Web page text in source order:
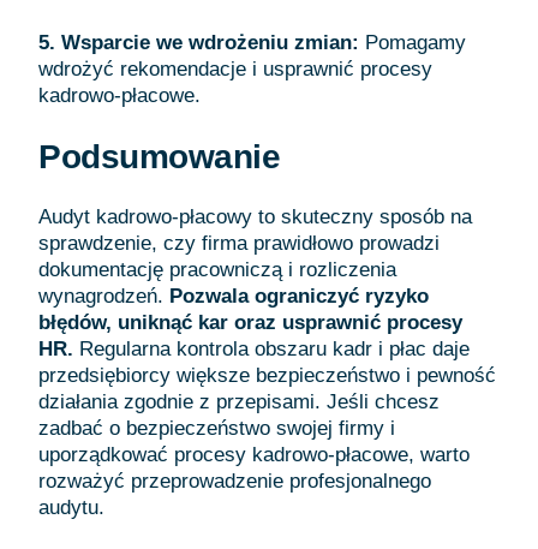
5. Wsparcie we wdrożeniu zmian: Pomagamy
wdrożyć rekomendacje i usprawnić procesy
kadrowo-płacowe.
Podsumowanie
Audyt kadrowo-płacowy to skuteczny sposób na
sprawdzenie, czy firma prawidłowo prowadzi
dokumentację pracowniczą i rozliczenia
wynagrodzeń. Pozwala ograniczyć ryzyko
błędów, uniknąć kar oraz usprawnić procesy
HR. Regularna kontrola obszaru kadr i płac daje
przedsiębiorcy większe bezpieczeństwo i pewność
działania zgodnie z przepisami. Jeśli chcesz
zadbać o bezpieczeństwo swojej firmy i
uporządkować procesy kadrowo-płacowe, warto
rozważyć przeprowadzenie profesjonalnego
audytu.